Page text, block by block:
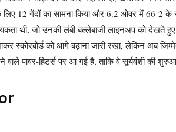
लिए 12 गेंदों का सामना किया और 6.2 ओवर में 66-2
थी, जो उनकी लंबी बल्लेबाजी लाइनअप को देखते
स्कोरबोर्ड को आगे बढ़ाना जारी रखा, लेकिन अब
पावर-हिटर्स पर आ गई है, ताकि वे सूर्यवंशी की